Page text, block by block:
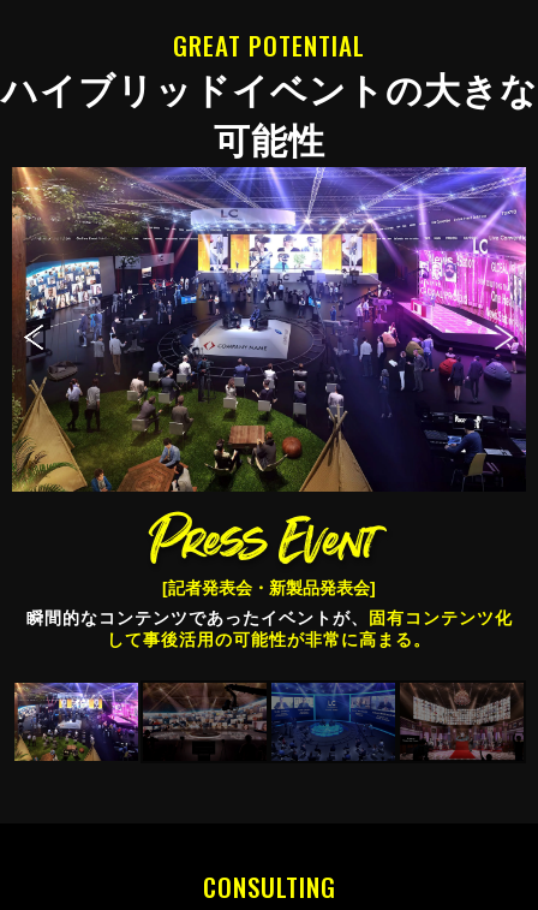
ハイブリッドイベントの大きな
可能性
GREAT POTENTIAL
[キックオフミーティング・入社式・株主総会]
情報の幅がリアルの何倍に
も
[優績者表彰式・インセンティブトリップ]
リアル以上にコミュニケーション要素が強いイベントに。
[スポーツ大会・企業運動会・感謝祭]
社会と市場へ発信できる。
[記者発表会・新製品発表会]
瞬間的なコンテンツであったイベントが、
固有コンテンツ化
して事後活用の可能性が非常に高まる。
[周年イベント]
「東京と各地域」「海外と日本」を加速度的に繋ぐ
CONSULTING